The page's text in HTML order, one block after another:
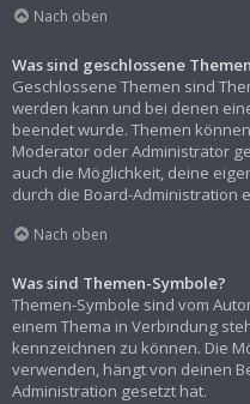
Nach oben
Was sind geschlossene
Geschlossene Themen sind
werden kann und bei denen
beendet wurde. Themen
Moderator oder Administrator
auch die Möglichkeit, deine
durch die Board-Administration
Nach oben
Was sind Themen-Symbole?
Themen-Symbole sind vom
einem Thema in Verbindung
kennzeichnen zu können. Die
verwenden, hängt von deinen
Administration gesetzt hat.